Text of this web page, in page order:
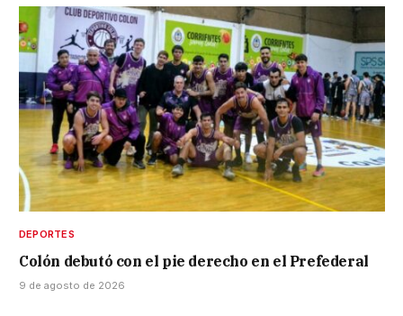
DEPORTES
Colón debutó con el pie derecho en el Prefederal
9 de agosto de 2026